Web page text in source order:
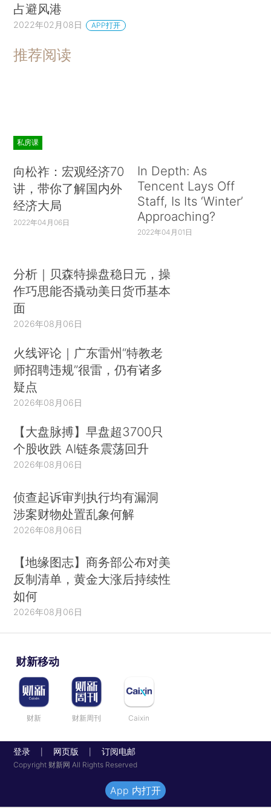
占避风港
2022年02月08日 APP打开
推荐阅读
私房课
向松祚：宏观经济70
讲，带你了解国内外
经济大局
2022年04月06日
In Depth: As
Tencent Lays Off
Staff, Is Its ‘Winter’
Approaching?
2022年04月01日
分析｜贝森特操盘稳日元，操
作巧思能否撬动美日货币基本
面
2026年08月06日
火线评论｜广东雷州“特教老
师招聘违规”很雷，仍有诸多
疑点
2026年08月06日
【大盘脉搏】早盘超3700只
个股收跌 AI链条震荡回升
2026年08月06日
侦查起诉审判执行均有漏洞
涉案财物处置乱象何解
2026年08月06日
【地缘图志】商务部公布对美
反制清单，黄金大涨后持续性
如何
2026年08月06日
财新移动
财新 财新周刊 Caixin
登录 网页版 订阅电邮
Copyright 财新网 All Rights Reserved
App 内打开